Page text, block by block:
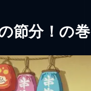
節分！の巻